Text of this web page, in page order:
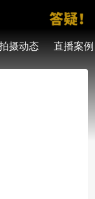
摄动态 直播案例